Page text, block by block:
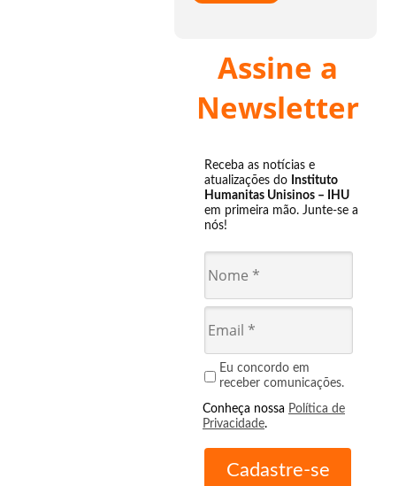
Assine a
Newsletter
Receba as notícias e
atualizações do Instituto
Humanitas Unisinos – IHU
em primeira mão. Junte-se a
nós!
Eu concordo em
receber comunicações.
Conheça nossa Política de
Privacidade.